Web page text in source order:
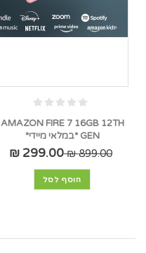
AMAZON FIRE 7 16GB 12TH
GEN *במלאי מיידי*
899.00 ₪
299.00 ₪
הוסף לסל